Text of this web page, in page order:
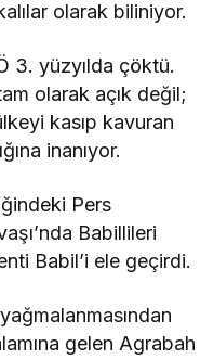
olarak biliniyor.
3. yüzyılda çöktü.
olarak açık değil;
kasıp kavuran
inanıyor.
Pers
Babillileri
Babil’i ele geçirdi.
gelen Agrabah